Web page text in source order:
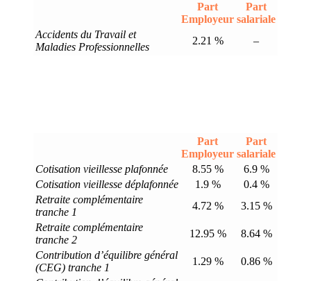
Part
Employeur
Part
salariale
Accidents du Travail et
Maladies Professionnelles
2.21 % –
Part
Employeur
Part
salariale
Cotisation vieillesse plafonnée
8.55 %
6.9 %
Cotisation vieillesse déplafonnée
1.9 %
0.4 %
Retraite complémentaire
tranche 1
4.72 %
3.15 %
Retraite complémentaire
tranche 2
12.95 %
8.64 %
Contribution d’équilibre général
(CEG) tranche 1
1.29 %
0.86 %